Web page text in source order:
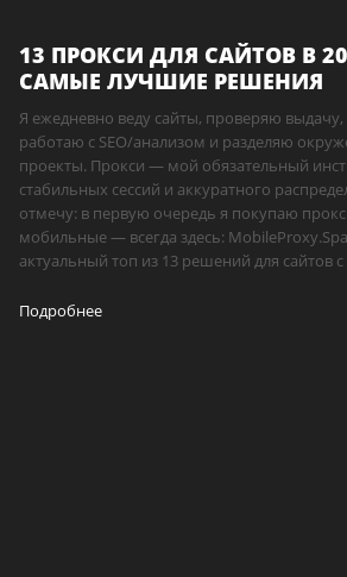
13 ПРОКСИ ДЛЯ САЙТОВ В
САМЫЕ ЛУЧШИЕ РЕШЕНИЯ
Я ежедневно веду сайты, проверяю
работаю с SEO/анализом и разделяю
проекты. Прокси — мой обязательный
стабильных сессий и аккуратного
отмечу: в первую очередь я покупаю
мобильные — всегда здесь:
актуальный топ из 13 решений для сайтов с
Подробнее